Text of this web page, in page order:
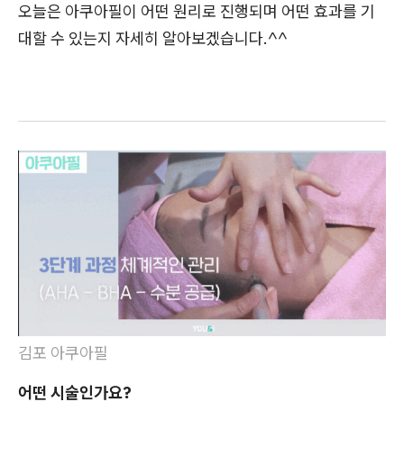
오늘은 아쿠아필이 어떤 원리로 진행되며 어떤 효과를 기
대할 수 있는지 자세히 알아보겠습니다.^^
김포 아쿠아필
어떤 시술인가요?